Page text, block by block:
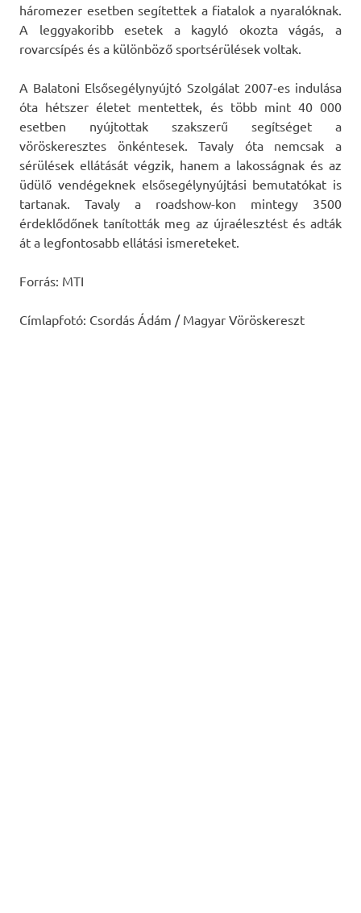
háromezer esetben segítettek a fiatalok a nyaralóknak.
A leggyakoribb esetek a kagyló okozta vágás, a
rovarcsípés és a különböző sportsérülések voltak.
A Balatoni Elsősegélynyújtó Szolgálat 2007-es indulása
óta hétszer életet mentettek, és több mint 40 000
esetben nyújtottak szakszerű segítséget a
vöröskeresztes önkéntesek. Tavaly óta nemcsak a
sérülések ellátását végzik, hanem a lakosságnak és az
üdülő vendégeknek elsősegélynyújtási bemutatókat is
tartanak. Tavaly a roadshow-kon mintegy 3500
érdeklődőnek tanították meg az újraélesztést és adták
át a legfontosabb ellátási ismereteket.
Forrás: MTI
Címlapfotó: Csordás Ádám / Magyar Vöröskereszt